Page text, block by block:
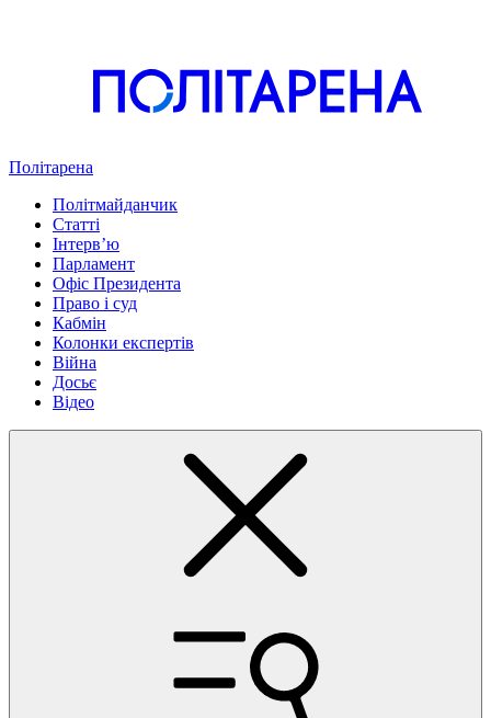
Політарена
Політмайданчик
Статті
Інтервʼю
Парламент
Офіс Президента
Право і суд
Кабмін
Колонки експертів
Війна
Досьє
Відео